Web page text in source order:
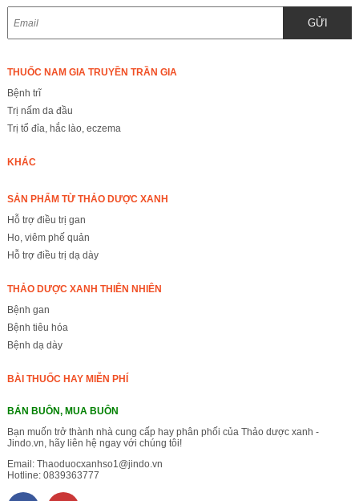
GỬI
THUỐC NAM GIA TRUYỀN TRẦN GIA
Bệnh trĩ
Trị nấm da đầu
Trị tổ đỉa, hắc lào, eczema
KHÁC
SẢN PHẨM TỪ THẢO DƯỢC XANH
Hỗ trợ điều trị gan
Ho, viêm phế quản
Hỗ trợ điều trị dạ dày
THẢO DƯỢC XANH THIÊN NHIÊN
Bệnh gan
Bệnh tiêu hóa
Bệnh dạ dày
BÀI THUỐC HAY MIỄN PHÍ
BÁN BUÔN, MUA BUÔN
Bạn muốn trở thành nhà cung cấp hay phân phối của Thảo dược xanh -
Jindo.vn, hãy liên hệ ngay với chúng tôi!
Email: Thaoduocxanhso1@jindo.vn
Hotline: 0839363777